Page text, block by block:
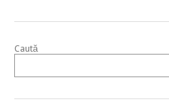
Caută